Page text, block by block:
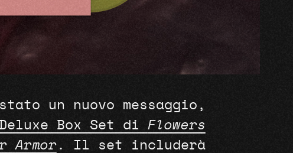
un nuovo messaggio,
Deluxe Box Set di Flowers
Armor. Il set includerà